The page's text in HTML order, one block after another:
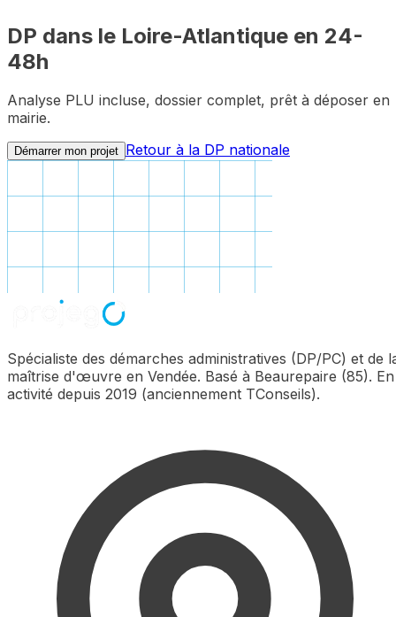
DP dans le Loire-Atlantique en 24-
48h
Analyse PLU incluse, dossier complet, prêt à déposer en
mairie.
Démarrer mon projet Retour à la DP nationale
Spécialiste des démarches administratives (DP/PC) et de
maîtrise d'œuvre en Vendée. Basé à Beaurepaire (85). En
activité depuis 2019 (anciennement TConseils).